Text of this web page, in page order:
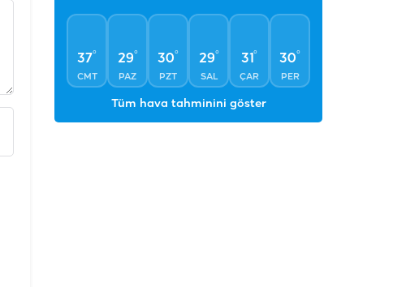
37°
CMT
29°
PAZ
30°
PZT
29°
SAL
31°
ÇAR
30°
PER
Tüm hava tahminini göster